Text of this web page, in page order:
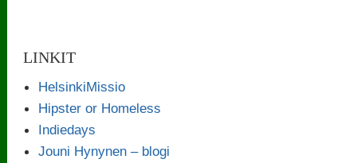
LINKIT
HelsinkiMissio
Hipster or Homeless
Indiedays
Jouni Hynynen – blogi